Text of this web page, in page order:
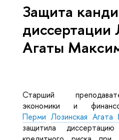
Защита
диссертации
Агаты
Старший
экономики и
Перми Лозинская Агата
защитиладиссертацию